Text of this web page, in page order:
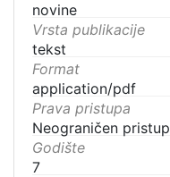
novine
Vrsta publikacije
tekst
Format
application/pdf
Prava pristupa
Neograničen pristup
Godište
7